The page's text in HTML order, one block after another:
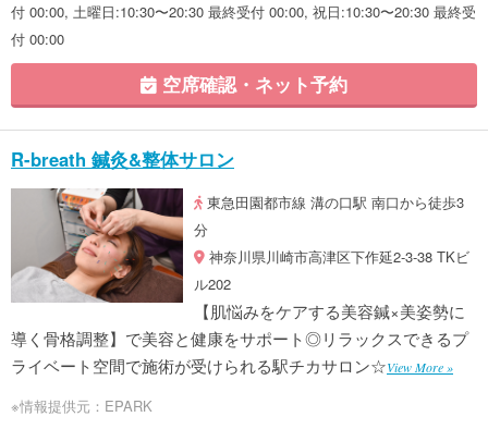
付 00:00, 土曜日:10:30〜20:30 最終受付 00:00, 祝日:10:30〜20:30 最終受
付 00:00
空席確認・ネット予約
R-breath 鍼灸&整体サロン
東急田園都市線 溝の口駅 南口から徒歩3
分
神奈川県川崎市高津区下作延2-3-38 TKビ
ル202
【肌悩みをケアする美容鍼×美姿勢に
導く骨格調整】で美容と健康をサポート◎リラックスできるプ
ライベート空間で施術が受けられる駅チカサロン☆View More »
※情報提供元：EPARK